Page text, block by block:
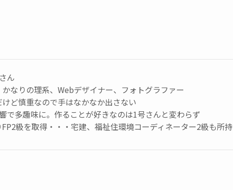
ん
なりの理系、Webデザイナー、フォトグラファー
ど慎重なので手はなかなか出さない
で多趣味に。作ることが好きなのは1号さんと変わらず
級を取得・・・宅建、福祉住環境コーディネーター2級も所持